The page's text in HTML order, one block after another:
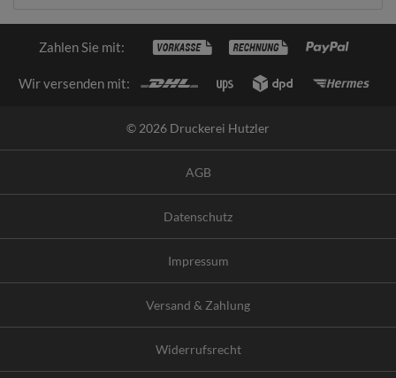
Zahlen Sie mit:
Wir versenden mit:
© 2026 Druckerei Hutzler
AGB
Datenschutz
Impressum
Versand & Zahlung
Widerrufsrecht